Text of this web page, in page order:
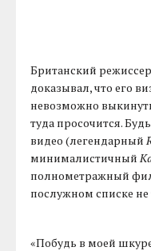
Британский
доказывал, что его
невозможно
туда просочится.
видео (легендарный
минималистичный
полнометражный
послужном списке не
«Побудь в моей